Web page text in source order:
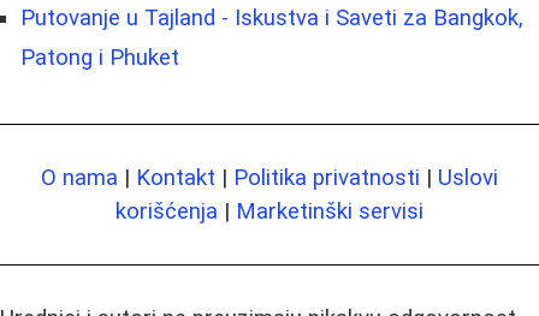
Putovanje u Tajland - Iskustva i Saveti za Bangkok,
Patong i Phuket
O nama | Kontakt | Politika privatnosti | Uslovi
korišćenja | Marketinški servisi